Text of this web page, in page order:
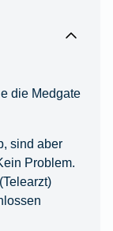
die Medgate
sind aber
Problem.